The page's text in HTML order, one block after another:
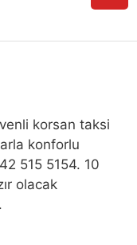
korsan taksi
konforlu
515 5154. 10
olacak